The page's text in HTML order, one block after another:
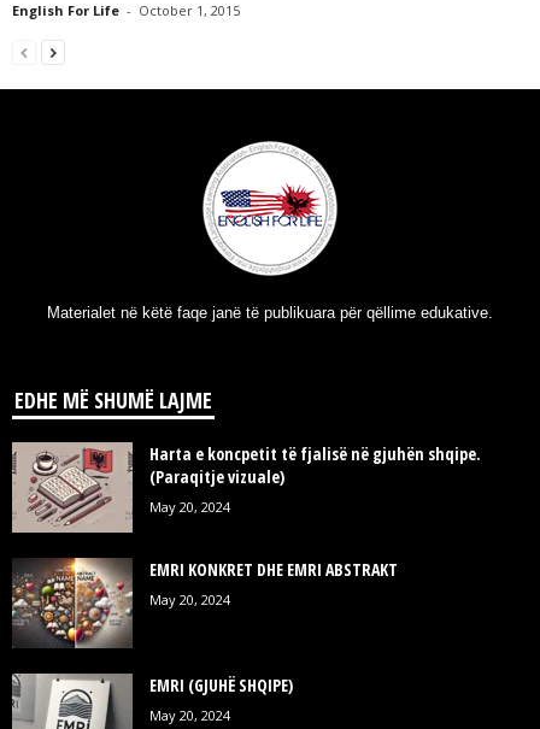
English For Life - October 1, 2015
Materialet në këtë faqe janë të publikuara për qëllime edukative.
EDHE MË SHUMË LAJME
Harta e koncpetit të fjalisë në gjuhën shqipe.
(Paraqitje vizuale)
May 20, 2024
EMRI KONKRET DHE EMRI ABSTRAKT
May 20, 2024
EMRI (GJUHË SHQIPE)
May 20, 2024